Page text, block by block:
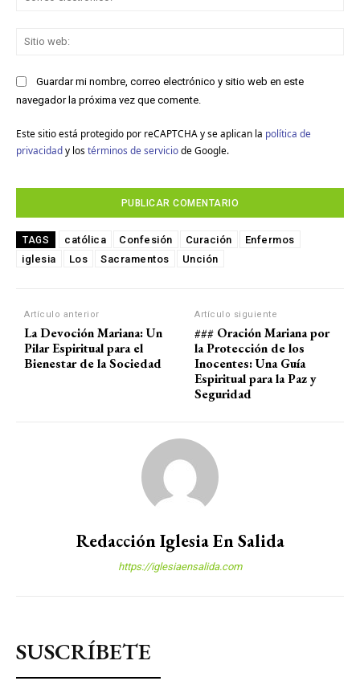
Guardar mi nombre, correo electrónico y sitio web en este
navegador la próxima vez que comente.
Este sitio está protegido por reCAPTCHA y se aplican la política de
privacidady los términos de serviciode Google.
TAGS católica Confesión Curación
Enfermos
iglesia
Los Sacramentos Unción
Artículo anterior
La Devoción Mariana: Un
Pilar Espiritual para el
Bienestar de la Sociedad
Artículo siguiente
### Oración Mariana por
la Protección de los
Inocentes: Una Guía
Espiritual para la Paz y
Seguridad
Redacción Iglesia En Salida
https://iglesiaensalida.com
SUSCRÍBETE